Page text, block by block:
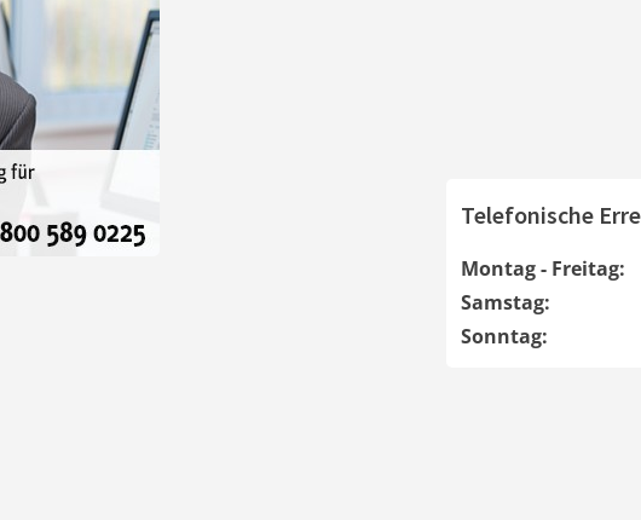
Telefonische
Montag - Freitag:
Samstag:
Sonntag: